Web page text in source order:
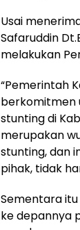
Usai
Safaruddin
melakukan
“Pemerintah
berkomitmen
stunting di
merupakan
stunting, dan
pihak, tidak
Sementara
ke depannya